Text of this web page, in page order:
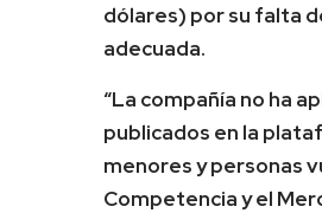
dólares) por su falta
adecuada.
“La compañía no ha
publicados en la
menores y personas
Competencia y el